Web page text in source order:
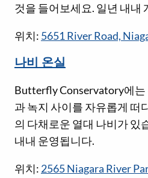
것을 들어보세요. 일년 내내
위치: 5651 River Road,
나비 온실
Butterfly Conservatory에는
과 녹지 사이를 자유롭게 떠
의 다채로운 열대 나비가 있
내내 운영됩니다.
위치: 2565 Niagara River